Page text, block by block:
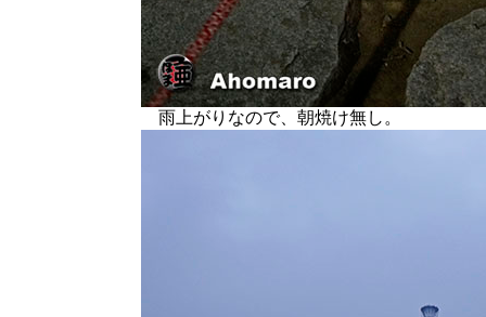
雨上がりなので、朝焼け無し。